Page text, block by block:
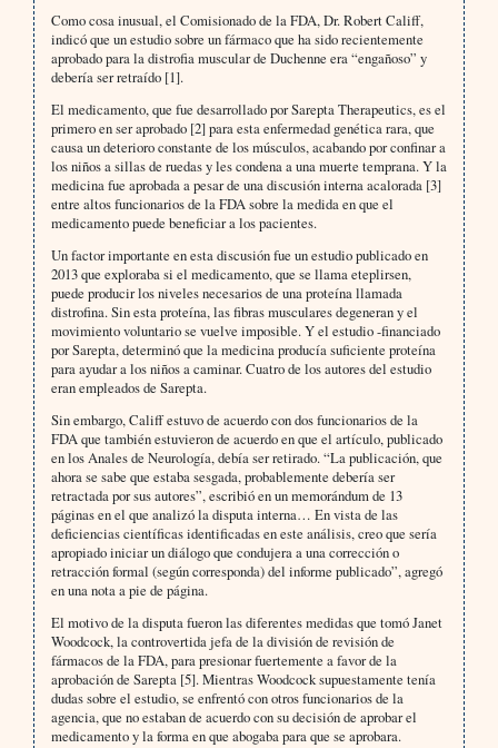
Como cosa inusual, el Comisionado de la FDA, Dr. Robert Califf,
indicó que un estudio sobre un fármaco que ha sido recientemente
aprobado para la distrofia muscular de Duchenne era “engañoso” y
debería ser retraído [1].
El medicamento, que fue desarrollado por Sarepta Therapeutics, es el
primero en ser aprobado [2] para esta enfermedad genética rara, que
causa un deterioro constante de los músculos, acabando por confinar a
los niños a sillas de ruedas y les condena a una muerte temprana. Y la
medicina fue aprobada a pesar de una discusión interna acalorada [3]
entre altos funcionarios de la FDA sobre la medida en que el
medicamento puede beneficiar a los pacientes.
Un factor importante en esta discusión fue un estudio publicado en
2013 que exploraba si el medicamento, que se llama eteplirsen,
puede producir los niveles necesarios de una proteína llamada
distrofina. Sin esta proteína, las fibras musculares degeneran y el
movimiento voluntario se vuelve imposible. Y el estudio -financiado
por Sarepta, determinó que la medicina producía suficiente proteína
para ayudar a los niños a caminar. Cuatro de los autores del estudio
eran empleados de Sarepta.
Sin embargo, Califf estuvo de acuerdo con dos funcionarios de la
FDA que también estuvieron de acuerdo en que el artículo, publicado
en los Anales de Neurología, debía ser retirado. “La publicación, que
ahora se sabe que estaba sesgada, probablemente debería ser
retractada por sus autores”, escribió en un memorándum de 13
páginas en el que analizó la disputa interna… En vista de las
deficiencias científicas identificadas en este análisis, creo que sería
apropiado iniciar un diálogo que condujera a una corrección o
retracción formal (según corresponda) del informe publicado”, agregó
en una nota a pie de página.
El motivo de la disputa fueron las diferentes medidas que tomó Janet
Woodcock, la controvertida jefa de la división de revisión de
fármacos de la FDA, para presionar fuertemente a favor de la
aprobación de Sarepta [5]. Mientras Woodcock supuestamente tenía
dudas sobre el estudio, se enfrentó con otros funcionarios de la
agencia, que no estaban de acuerdo con su decisión de aprobar el
medicamento y la forma en que abogaba para que se aprobara.